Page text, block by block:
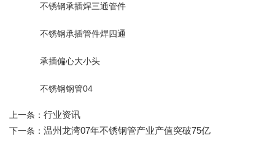
不锈钢承插焊三通管件
不锈钢承插管件焊四通
承插偏心大小头
不锈钢钢管04
上一条： 行业资讯
下一条： 温州龙湾07年不锈钢管产业产值突破75亿